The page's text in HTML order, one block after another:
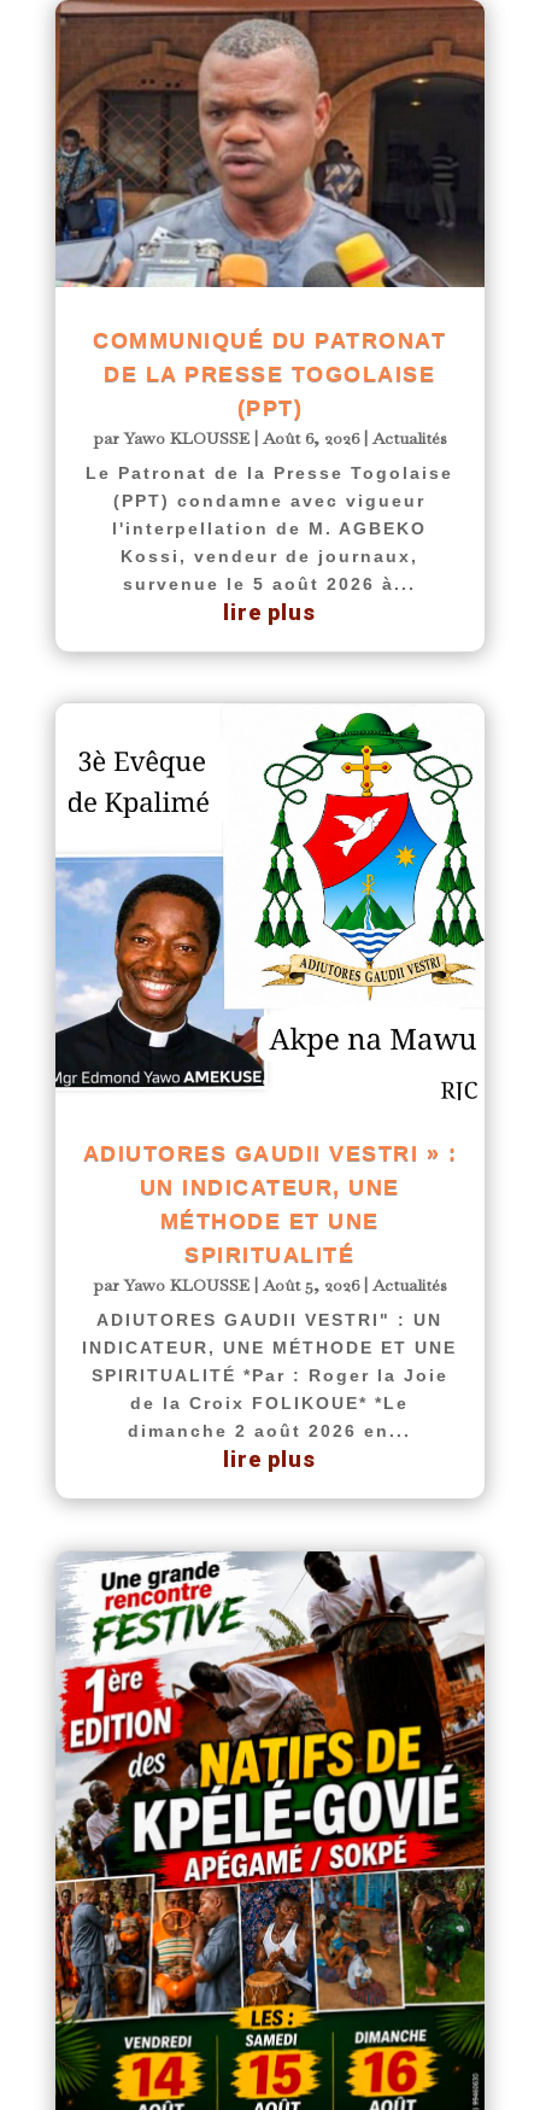
COMMUNIQUÉ DU PATRONAT
DE LA PRESSE TOGOLAISE
(PPT)
parYawo KLOUSSE|Août 6, 2026|Actualités
Le Patronat de la Presse Togolaise
(PPT) condamne avec vigueur
l'interpellation de M. AGBEKO
Kossi, vendeur de journaux,
survenue le 5 août 2026 à...
lire plus
ADIUTORES GAUDII VESTRI » :
UN INDICATEUR, UNE
MÉTHODE ET UNE
SPIRITUALITÉ
parYawo KLOUSSE|Août 5, 2026|Actualités
ADIUTORES GAUDII VESTRI" : UN
INDICATEUR, UNE MÉTHODE ET UNE
SPIRITUALITÉ *Par : Roger la Joie
de la Croix FOLIKOUE* *Le
dimanche 2 août 2026 en...
lire plus